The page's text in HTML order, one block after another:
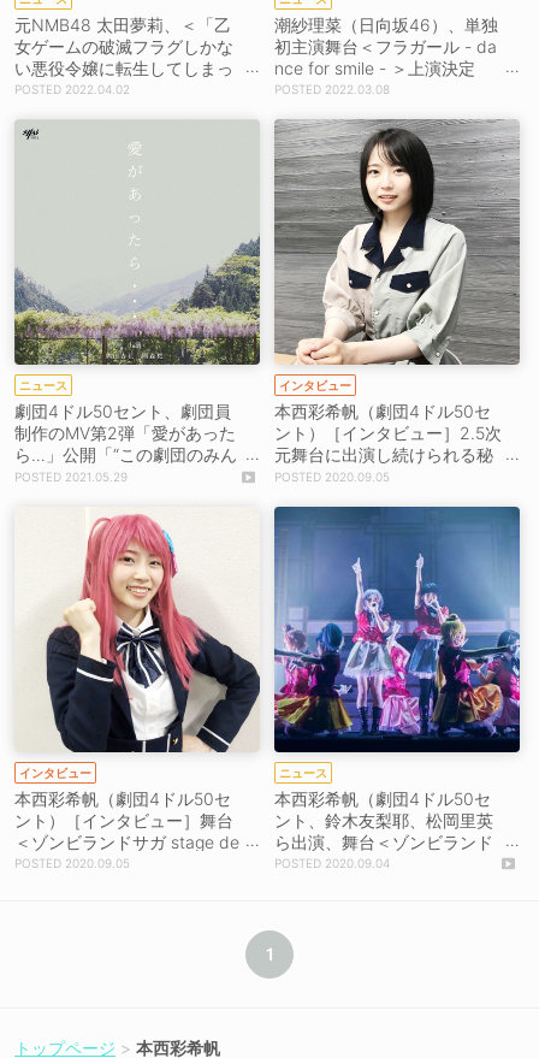
元NMB48 太田夢莉、＜「乙
女ゲームの破滅フラグしかな
い悪役令嬢に転生してしまっ
た…」THE STAGE＞主演決
2022.04.02
潮紗理菜（日向坂46）、単独
初主演舞台＜フラガール - da
nce for smile - ＞上演決定
「これから全力でフラガール
す！」
2022.03.08
ニュース
劇団4ドル50セント、劇団員
制作のMV第2弾「愛があった
ら…」公開「“この劇団のみん
なと作品を作ることをもう1度
2021.05.29
インタビュー
本西彩希帆（劇団4ドル50セ
ント）［インタビュー］2.5次
元舞台に出演し続けられる秘
訣とは？「“愛を語りに来たん
んでいました」
2020.09.05
インタビュー
本西彩希帆（劇団4ドル50セ
ント）［インタビュー］舞台
＜ゾンビランドサガ stage de
ドーン！＞にかける意気込み
2020.09.05
ニュース
本西彩希帆（劇団4ドル50セ
ント、鈴木友梨耶、松岡里英
ら出演、舞台＜ゾンビランド
サガ Stage de ドーン！＞明
ち、ゾンビだから！」
2020.09.04
1
トップページ 本西彩希帆